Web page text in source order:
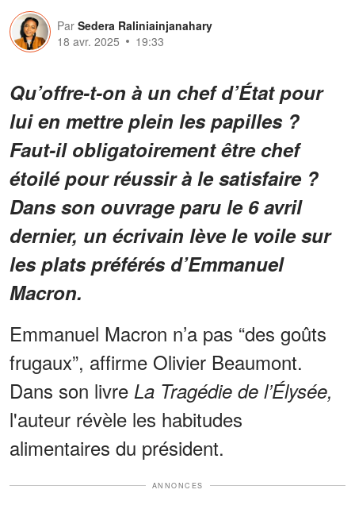
Par Sedera Raliniainjanahary
18 avr. 2025
19:33
Qu’offre-t-on à un chef d’État pour
lui en mettre plein les papilles ?
Faut-il obligatoirement être chef
étoilé pour réussir à le satisfaire ?
Dans son ouvrage paru le 6 avril
dernier, un écrivain lève le voile sur
les plats préférés d’Emmanuel
Macron.
Emmanuel Macron n’a pas “des goûts
frugaux”, affirme Olivier Beaumont.
Dans son livre La Tragédie de l’Élysée,
l'auteur révèle les habitudes
alimentaires du président.
ANNONCES